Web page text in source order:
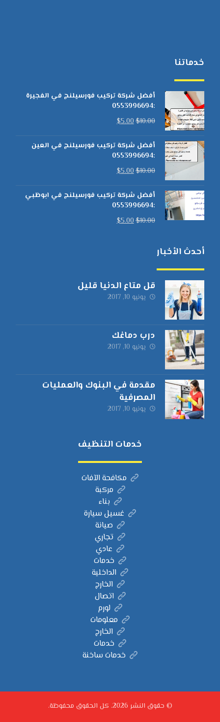
خدماتنا
أفضل شركة تركيب فورسيلنج في الفجيرة
:0553996694
$10.00
$5.00
أفضل شركة تركيب فورسيلنج في العين
:0553996694
$10.00
$5.00
أفضل شركة تركيب فورسيلنج في ابوظبي
:0553996694
$10.00
$5.00
أحدث الأخبار
قل متاع الدنيا قليل
يونيو 10, 2017
درب دماغك
يونيو 10, 2017
مقدمة في البنوك والعمليات
المصرفية
يونيو 10, 2017
خدمات التنظيف
مكافحة الآفات
مركبة
بناء
غسيل سيارة
صيانة
تجاري
عادي
خدمات
الداخلية
الخارج
اتصال
لورم
معلومات
الخارج
خدمات
خدمات ساخنة
© حقوق النشر 2026. كل الحقوق محفوظة.